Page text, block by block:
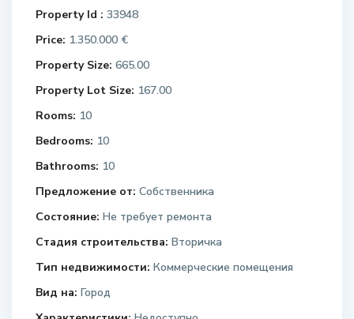
Property Id : 33948
Price: 1.350.000 €
Property Size: 665.00
Property Lot Size: 167.00
Rooms: 10
Bedrooms: 10
Bathrooms: 10
Предложение от: Собственника
Состояние: Не требует ремонта
Стадия строительства: Вторичка
Тип недвижимости: Коммерческие помещения
Вид на: Город